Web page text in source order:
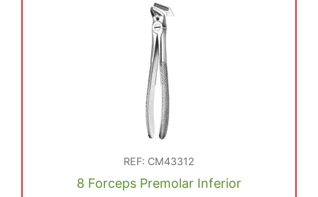
REF: CM43312
8 Forceps Premolar Inferior